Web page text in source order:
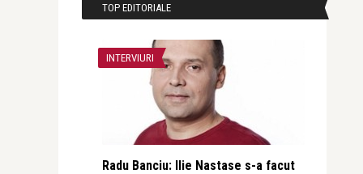
TOP EDITORIALE
INTERVIURI
Radu Banciu: Ilie Nastase s-a facut